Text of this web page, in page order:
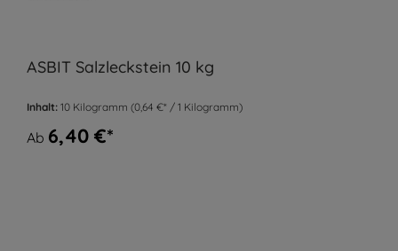
ASBIT Salzleckstein 10 kg
Inhalt: 10 Kilogramm (0,64 €* / 1 Kilogramm)
Ab 6,40 €*